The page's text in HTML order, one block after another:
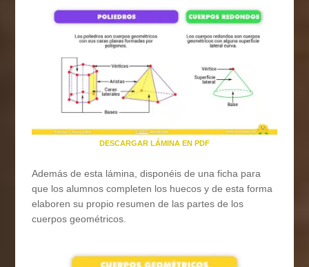
DESCARGAR LÁMINA EN PDF
Además de esta lámina, disponéis de una ficha para
que los alumnos completen los huecos y de esta forma
elaboren su propio resumen de las partes de los
cuerpos geométricos.